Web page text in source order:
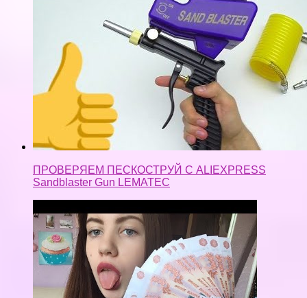
ПРОВЕРЯЕМ ПЕСКОСТРУЙ С ALIEXPRESS
Sandblaster Gun LEMATEC